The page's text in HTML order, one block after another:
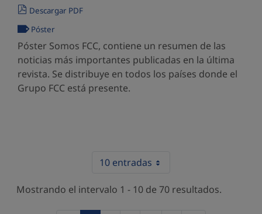
Descargar PDF
Póster
Póster Somos FCC, contiene un resumen de las
noticias más importantes publicadas en la última
revista. Se distribuye en todos los países donde el
Grupo FCC está presente.
10 entradas
Mostrando el intervalo 1 - 10 de 70 resultados.